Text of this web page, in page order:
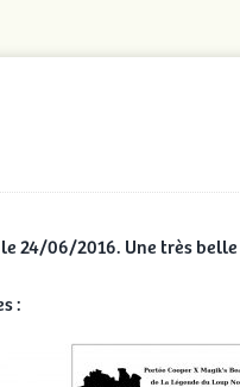
24/06/2016. Une très
: